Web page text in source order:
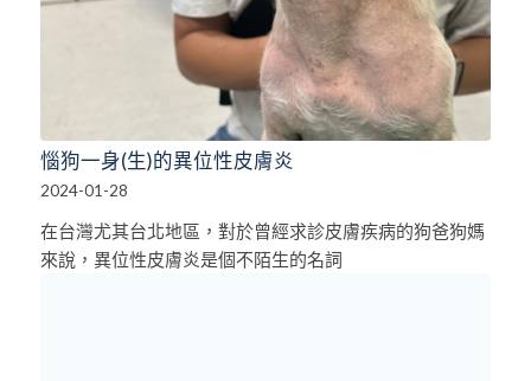
惱狗一身(生)的異位性皮膚炎
2024-01-28
在台灣尤其台北地區，對於曾經求診皮膚疾病的狗爸狗媽
來說，異位性皮膚炎是個不陌生的名詞